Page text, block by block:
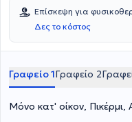
Πανεπιστημίου Αθηνών και
Πανεπιστημίου Δυτικής
είναι μέλος του
Ασχολείται με την
μετεγχειρητική
αθλητικές κακώσεις,
Επίσκεψη για
Δες το κόστος
Γραφείο 1Γραφείο 2
Μόνο κατ' οίκον, Πικέρμι,